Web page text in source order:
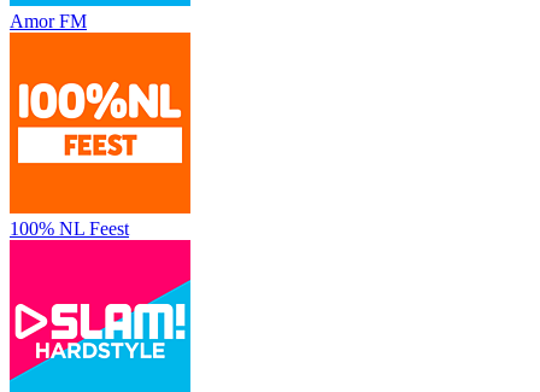
Amor FM
100% NL Feest